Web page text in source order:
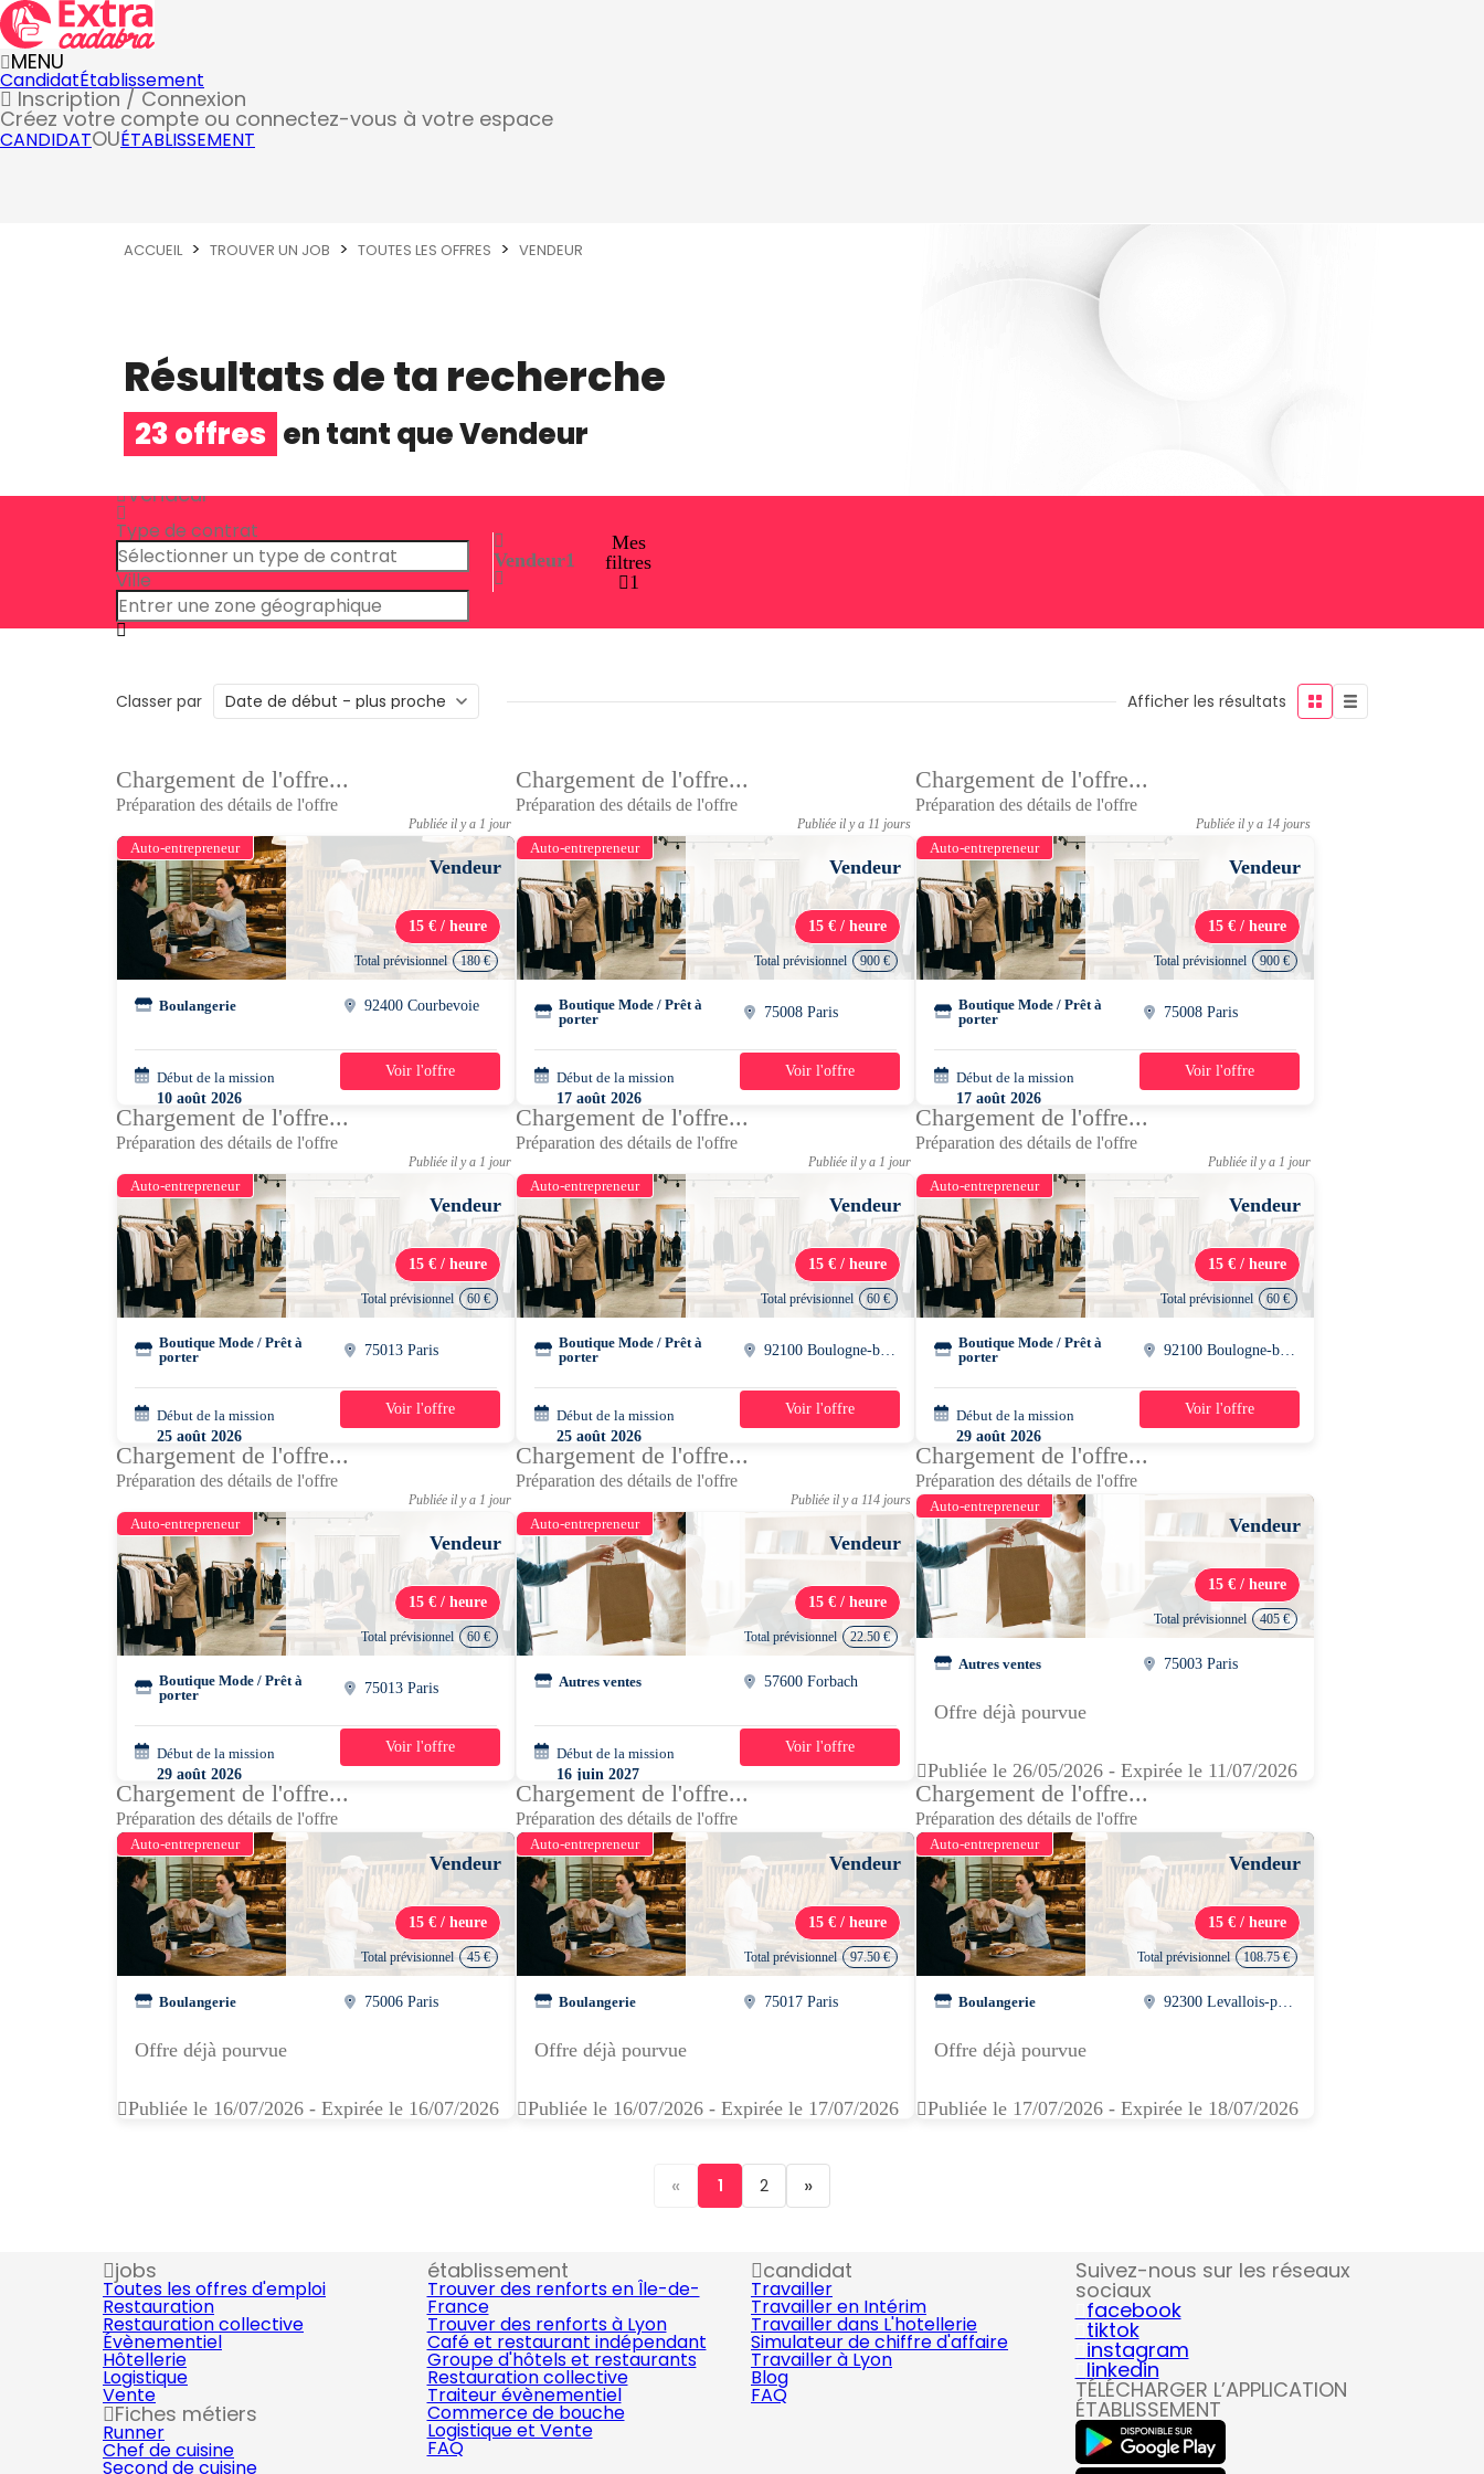
MENU
CandidatÉtablissement
Inscription / Connexion
Créez votre compte ou connectez-vous à votre espace
CANDIDATOUÉTABLISSEMENT
ACCUEIL TROUVER UN JOB TOUTES LES OFFRES VENDEUR
Résultats de ta recherche
23 offres en tant queVendeur
Vendeur
Type de contrat
Ville
Vendeur1
Mes
filtres
1
Classer par Afficher les résultats
Chargement de l'offre...
Préparation des détails de l'offre
Publiée il y a 1 jour
Auto-entrepreneur
Vendeur
15 € / heure
Total prévisionnel 180 €
Boulangerie 92400 Courbevoie
Début de la mission
10 août 2026
08h30 - 11h30
4 jours
Voir l'offre
Chargement de l'offre...
Préparation des détails de l'offre
Publiée il y a 11 jours
Auto-entrepreneur
Vendeur
15 € / heure
Total prévisionnel 900 €
Boutique Mode / Prêt à
porter
75008 Paris
Début de la mission
17 août 2026
10h45 - 20h15
3 semaines
Voir l'offre
Chargement de l'offre...
Préparation des détails de l'offre
Publiée il y a 14 jours
Auto-entrepreneur
Vendeur
15 € / heure
Total prévisionnel 900 €
Boutique Mode / Prêt à
porter
75008 Paris
Début de la mission
17 août 2026
10h45 - 20h15
3 semaines
Voir l'offre
Chargement de l'offre...
Préparation des détails de l'offre
Publiée il y a 1 jour
Auto-entrepreneur
Vendeur
15 € / heure
Total prévisionnel 60 €
Boutique Mode / Prêt à
porter
75013 Paris
Début de la mission
25 août 2026
16h00 - 20h00
1 jour
Voir l'offre
Chargement de l'offre...
Préparation des détails de l'offre
Publiée il y a 1 jour
Auto-entrepreneur
Vendeur
15 € / heure
Total prévisionnel 60 €
Boutique Mode / Prêt à
porter
Début de la mission
25 août 2026
16h00 - 20h00
1 jour
Voir l'offre
Chargement de l'offre...
Préparation des détails de l'offre
Publiée il y a 1 jour
Auto-entrepreneur
Vendeur
15 € / heure
Total prévisionnel 60 €
Boutique Mode / Prêt à
porter
Début de la mission
29 août 2026
16h00 - 20h00
1 jour
Voir l'offre
Chargement de l'offre...
Préparation des détails de l'offre
Publiée il y a 1 jour
Auto-entrepreneur
Vendeur
15 € / heure
Total prévisionnel 60 €
Boutique Mode / Prêt à
porter
75013 Paris
Début de la mission
29 août 2026
16h00 - 20h00
1 jour
Voir l'offre
Chargement de l'offre...
Préparation des détails de l'offre
Publiée il y a 114 jours
Auto-entrepreneur
Vendeur
15 € / heure
Total prévisionnel 22.50 €
Autres ventes 57600 Forbach
Début de la mission
16 juin 2027
13h00 - 15h00
1 jour
Voir l'offre
Chargement de l'offre...
Préparation des détails de l'offre
Auto-entrepreneur
Vendeur
15 € / heure
Total prévisionnel 405 €
Autres ventes 75003 Paris
Offre déjà pourvue
Publiée le 26/05/2026 - Expirée le 11/07/2026
Chargement de l'offre...
Préparation des détails de l'offre
Auto-entrepreneur
Vendeur
15 € / heure
Total prévisionnel 45 €
Boulangerie 75006 Paris
Offre déjà pourvue
Publiée le 16/07/2026 - Expirée le 16/07/2026
Chargement de l'offre...
Préparation des détails de l'offre
Auto-entrepreneur
Vendeur
15 € / heure
Total prévisionnel 97.50 €
Boulangerie 75017 Paris
Offre déjà pourvue
Publiée le 16/07/2026 - Expirée le 17/07/2026
Chargement de l'offre...
Préparation des détails de l'offre
Auto-entrepreneur
Vendeur
15 € / heure
Total prévisionnel 108.75 €
Boulangerie
Offre déjà pourvue
Publiée le 17/07/2026 - Expirée le 18/07/2026
« 1 2 »
jobs
Toutes les offres d'emploi
Restauration
Restauration collective
Évènementiel
Hôtellerie
Logistique
Vente
Fiches métiers
Runner
Chef de cuisine
Second de cuisine
établissement
Trouver des renforts en Île-de-
France
Trouver des renforts à Lyon
Café et restaurant indépendant
Groupe d'hôtels et restaurants
Restauration collective
Traiteur évènementiel
Commerce de bouche
Logistique et Vente
FAQ
candidat
Travailler
Travailler en Intérim
Travailler dans L'hotellerie
Simulateur de chiffre d'affaire
Travailler à Lyon
Blog
FAQ
Suivez-nous sur les réseaux
sociaux
facebook
tiktok
instagram
linkedin
TÉLÉCHARGER L’APPLICATION
ÉTABLISSEMENT